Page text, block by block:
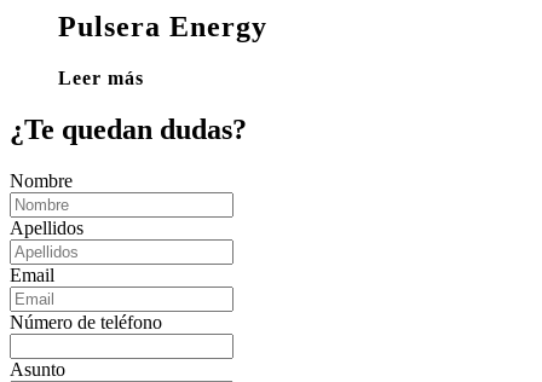
Pulsera Energy
Leer más
¿Te quedan dudas?
Nombre
Apellidos
Email
Número de teléfono
Asunto